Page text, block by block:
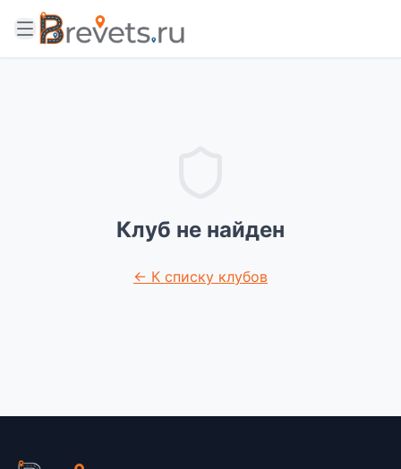
Клуб не найден
← К списку клубов